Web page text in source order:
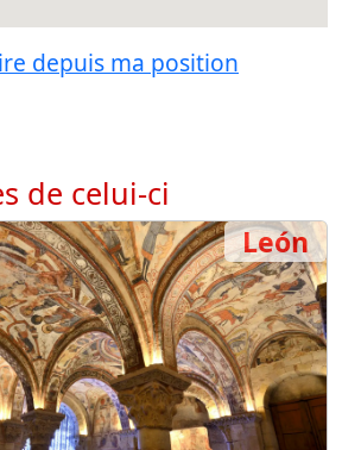
depuis ma position
de celui-ci
León